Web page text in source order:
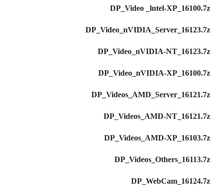
DP_Video _lntel-XP_16100.7z
DP_Video_nVIDIA_Server_16123.7z
DP_Video_nVIDIA-NT_16123.7z
DP_Video_nVIDIA-XP_16100.7z
DP_Videos_AMD_Server_16121.7z
DP_Videos_AMD-NT_16121.7z
DP_Videos_AMD-XP_16103.7z
DP_Videos_Others_16113.7z
DP_WebCam_16124.7z